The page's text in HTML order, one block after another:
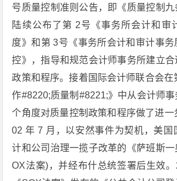
号质量控制准则公告，即《质量控制
陆续公布了第 2号《事务所会计和审
度》和第 3号《事务所会计和审计事
控》，指导和规范会计师事务所建立合
政策和程序。接着国际会计师联合会在
作#8220;质量制#8221;》中从会计师
个角度对质量控制政策和程序做了进
02 年 7 月，以安然事件为契机，美国
计和公司治理一揽子改革的《萨班斯
OX法案)，并经布什总统签署后生效